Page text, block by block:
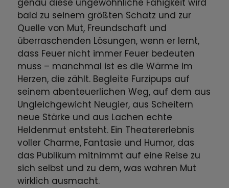
genau diese ungewöhnliche Fähigkeit wird
bald zu seinem größten Schatz und zur
Quelle von Mut, Freundschaft und
überraschenden Lösungen, wenn er lernt,
dass Feuer nicht immer Feuer bedeuten
muss – manchmal ist es die Wärme im
Herzen, die zählt. Begleite Furzipups auf
seinem abenteuerlichen Weg, auf dem aus
Ungleichgewicht Neugier, aus Scheitern
neue Stärke und aus Lachen echte
Heldenmut entsteht. Ein Theatererlebnis
voller Charme, Fantasie und Humor, das
das Publikum mitnimmt auf eine Reise zu
sich selbst und zu dem, was wahren Mut
wirklich ausmacht.